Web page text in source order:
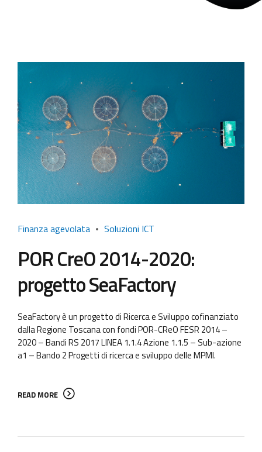
Finanza agevolata Soluzioni ICT
POR CreO 2014-2020:
progetto SeaFactory
SeaFactory è un progetto di Ricerca e Sviluppo cofinanziato
dalla Regione Toscana con fondi POR-CReO FESR 2014 –
2020 – Bandi RS 2017 LINEA 1.1.4 Azione 1.1.5 – Sub-azione
a1 – Bando 2 Progetti di ricerca e sviluppo delle MPMI.
READ MORE